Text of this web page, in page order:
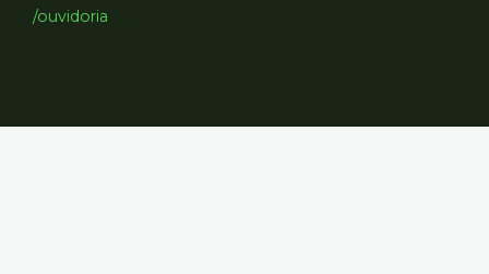
/ouvidoria